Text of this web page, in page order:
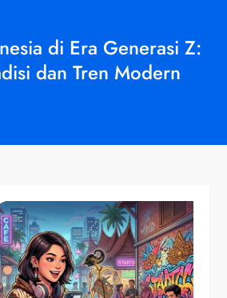
di Era Generasi Z:
dan Tren Modern